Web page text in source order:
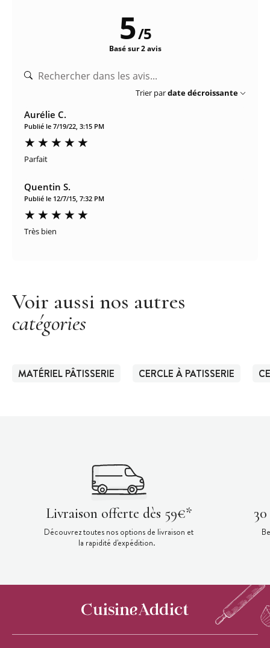
5/5
Basé sur 2 avis
Trier pardate décroissante
Aurélie C.
Publié le 7/19/22, 3:15 PM
Parfait
Quentin S.
Publié le 12/7/15, 7:32 PM
Très bien
Voir aussi nos autres
catégories
MATÉRIEL PÂTISSERIE CERCLE À PATISSERIE
Livraison offerte dès 59€*
Découvrez toutes nos options de livraison et
la rapidité d'expédition.